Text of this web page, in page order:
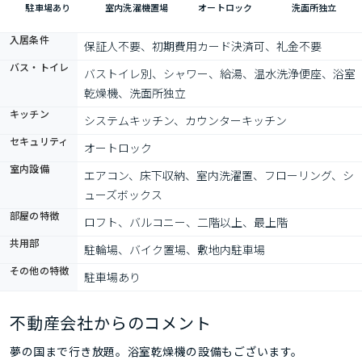
駐車場あり 室内洗濯機置場 オートロック 洗面所独立
入居条件 保証人不要、初期費用カード決済可、礼金不要
バス・トイレ
バストイレ別、シャワー、給湯、温水洗浄便座、浴室
乾燥機、洗面所独立
キッチン システムキッチン、カウンターキッチン
セキュリティ オートロック
室内設備
エアコン、床下収納、室内洗濯置、フローリング、シ
ューズボックス
部屋の特徴 ロフト、バルコニー、二階以上、最上階
共用部 駐輪場、バイク置場、敷地内駐車場
その他の特徴 駐車場あり
不動産会社からのコメント
夢の国まで行き放題。浴室乾燥機の設備もございます。